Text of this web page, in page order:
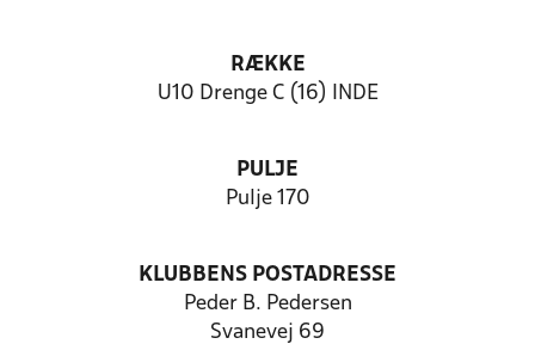
RÆKKE
U10 Drenge C (16) INDE
PULJE
Pulje 170
KLUBBENS POSTADRESSE
Peder B. Pedersen
Svanevej 69